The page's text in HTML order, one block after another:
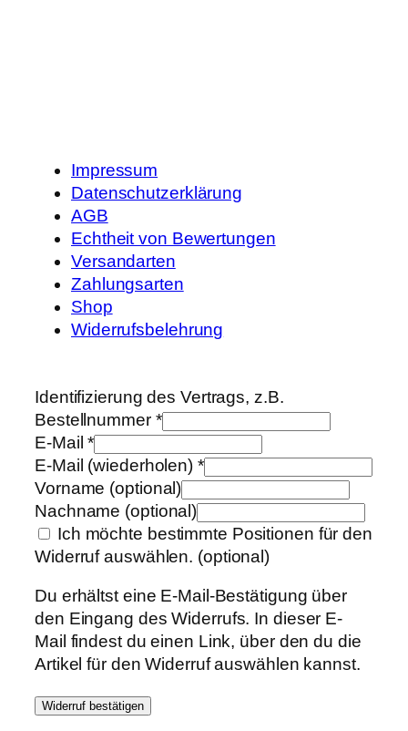
Impressum
Datenschutzerklärung
AGB
Echtheit von Bewertungen
Versandarten
Zahlungsarten
Shop
Widerrufsbelehrung
Identifizierung des Vertrags, z.B.
Bestellnummer *
E-Mail*
E-Mail (wiederholen) *
Vorname (optional)
Nachname (optional)
Ich möchte bestimmte Positionen für den
Widerruf auswählen. (optional)
Du erhältst eine E-Mail-Bestätigung über
den Eingang des Widerrufs. In dieser E-
Mail findest du einen Link, über den du die
Artikel für den Widerruf auswählen kannst.
Widerruf bestätigen